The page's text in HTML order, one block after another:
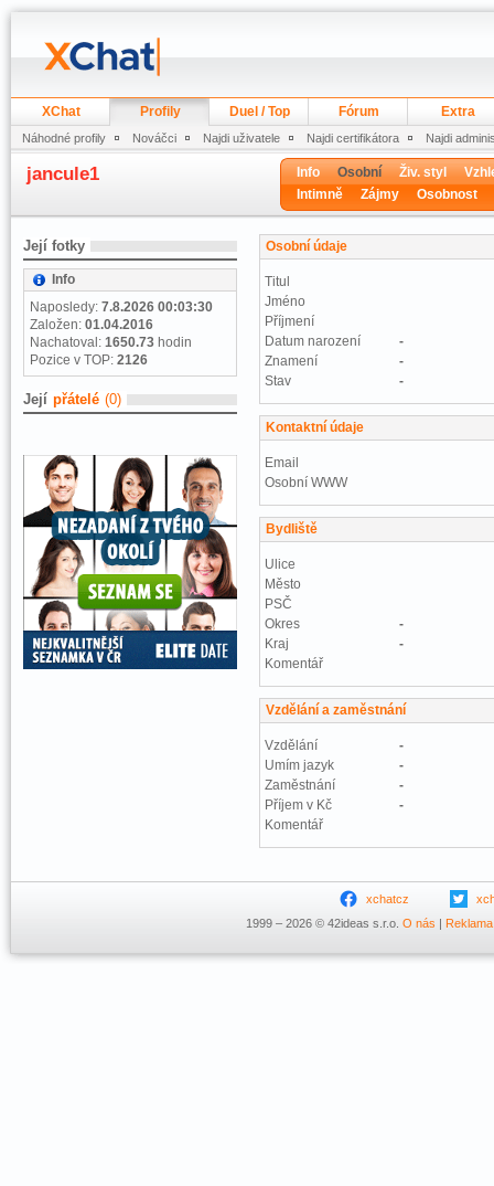
XChat Profily Duel / Top Fórum Extra
Náhodné profily Nováčci Najdi uživatele Najdi certifikátora Najdi
jancule1 Info Osobní Živ. styl
Intimně
Zájmy Osobnost
Její fotky
Info
Naposledy: 7.8.2026 00:03:30
Založen: 01.04.2016
Nachatoval: 1650.73 hodin
Pozice v TOP: 2126
Její přátelé (0)
Osobní údaje
Titul
Jméno
Příjmení
Datum narození
-
Znamení
-
Stav
-
Kontaktní údaje
Email
Osobní WWW
Bydliště
Ulice
Město
PSČ
Okres
-
Kraj
-
Komentář
Vzdělání a zaměstnání
Vzdělání
-
Umím jazyk
-
Zaměstnání
-
Příjem v Kč
-
Komentář
xchatcz
1999 – 2026 © 42ideas s.r.o. O nás | Reklama